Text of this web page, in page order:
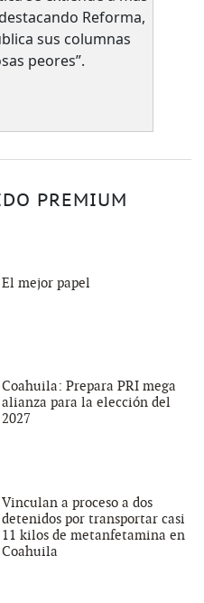
Reforma,
sus columnas
peores”.
PREMIUM
El mejor papel
Coahuila: Prepara PRI mega
alianza para la elección del
2027
Vinculan a proceso a dos
detenidos por transportar casi
11 kilos de metanfetamina en
Coahuila